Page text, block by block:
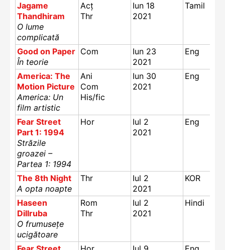
Jagame
Thandhiram
O lume
complicată
Acț
Thr
Iun 18
2021
Tamil
Good on Paper
În teorie
Com
Iun 23
2021
Eng
America: The
Motion Picture
America: Un
film artistic
Ani
Com
His/fic
Iun 30
2021
Eng
Fear Street
Part 1: 1994
Străzile
groazei –
Partea 1: 1994
Hor
Iul 2
2021
Eng
The 8th Night
A opta noapte
Thr
Iul 2
2021
KOR
Haseen
Dillruba
O frumusețe
ucigătoare
Rom
Thr
Iul 2
2021
Hindi